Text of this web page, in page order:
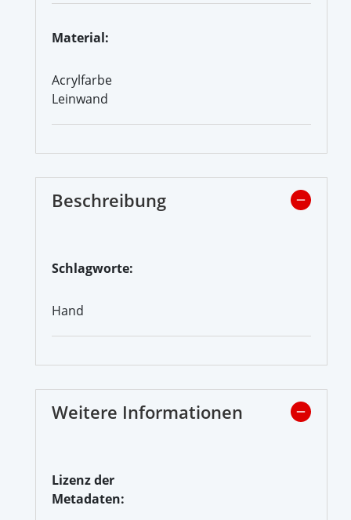
Material:
Acrylfarbe
Leinwand
Beschreibung
Schlagworte:
Hand
Weitere Informationen
Lizenz der
Metadaten: